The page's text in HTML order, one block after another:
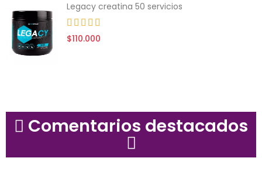
Legacy creatina 50 servicios
$110.000
Comentarios destacados